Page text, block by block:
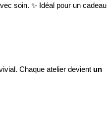
soin. ✨ Idéal pour un cadeau
Chaque atelier devient un